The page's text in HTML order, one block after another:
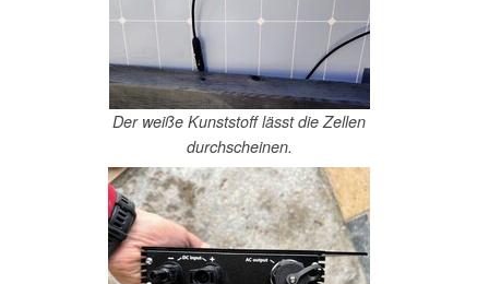
Der weiße Kunststoff lässt die Zellen
durchscheinen.